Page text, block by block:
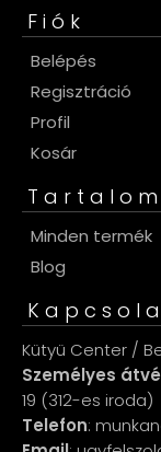
Fiók
Belépés
Regisztráció
Profil
Kosár
Tartalom
Minden termék
Blog
Kütyü Center /
Személyes
19 (312-es iroda)
Telefon: